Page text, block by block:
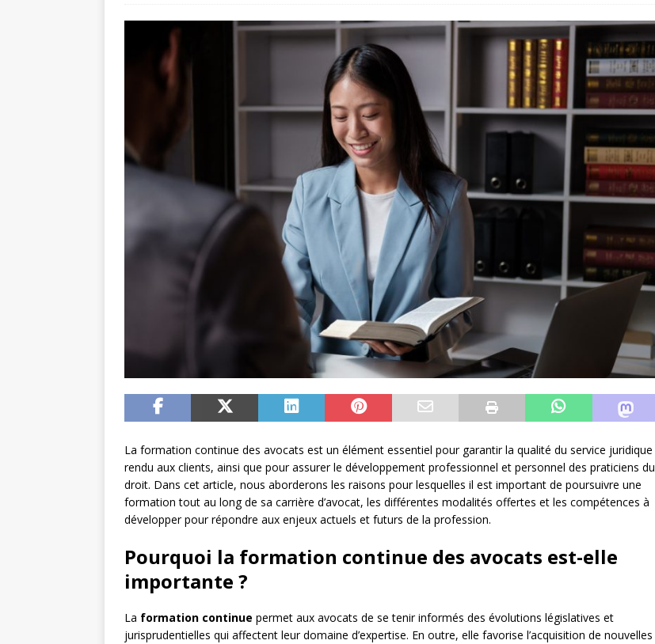
La formation continue des avocats est un élément essentiel pour garantir la qualité du service juridique
rendu aux clients, ainsi que pour assurer le développement professionnel et personnel des praticiens du
droit. Dans cet article, nous aborderons les raisons pour lesquelles il est important de poursuivre une
formation tout au long de sa carrière d’avocat, les différentes modalités offertes et les compétences à
développer pour répondre aux enjeux actuels et futurs de la profession.
Pourquoi la formation continue des avocats est-elle
importante ?
La formation continue permet aux avocats de se tenir informés des évolutions législatives et
jurisprudentielles qui affectent leur domaine d’expertise. En outre, elle favorise l’acquisition de nouvelles